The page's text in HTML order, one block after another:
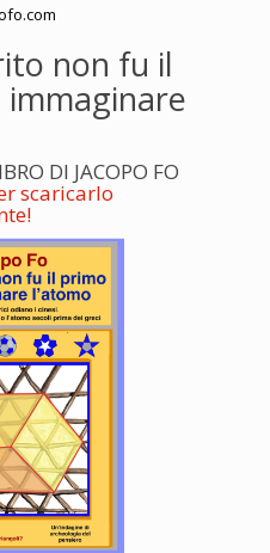
non fu il
DI JACOPO FO
scaricarlo